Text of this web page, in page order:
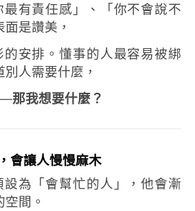
有責任感」、「你不會說不
是讚美，
的安排。懂事的人最容易被綁
人需要什麼，
那我想要什麼？
會讓人慢慢麻木
為「會幫忙的人」，他會漸
間。